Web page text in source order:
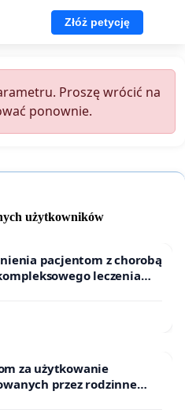
Złóż petycję
Proszę wrócić na
ponownie.
użytkowników
pacjentom z chorobą
leczenia
za użytkowanie
przez rodzinne